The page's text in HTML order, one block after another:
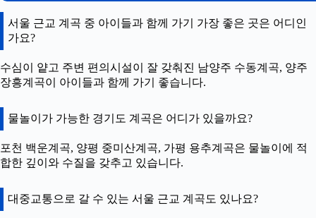
서울 근교 계곡 중 아이들과 함께 가기 가장 좋은 곳은 어디인
가요?
수심이 얕고 주변 편의시설이 잘 갖춰진 남양주 수동계곡, 양주
장흥계곡이 아이들과 함께 가기 좋습니다.
물놀이가 가능한 경기도 계곡은 어디가 있을까요?
포천 백운계곡, 양평 중미산계곡, 가평 용추계곡은 물놀이에 적
합한 깊이와 수질을 갖추고 있습니다.
대중교통으로 갈 수 있는 서울 근교 계곡도 있나요?